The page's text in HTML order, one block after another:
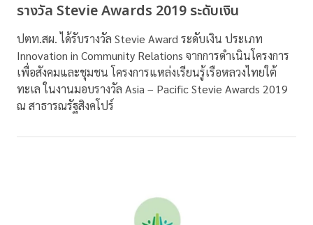
รางวัล Stevie Awards 2019 ระดับเงิน
ปตท.สผ. ได้รับรางวัล Stevie Award ระดับเงิน ประเภท
Innovation in Community Relations จากการดำเนินโครงการ
เพื่อสังคมและชุมชน โครงการแหล่งเรียนรู้เรือหลวงไทยใต้
ทะเล ในงานมอบรางวัล Asia – Pacific Stevie Awards 2019
ณ สาธารณรัฐสิงคโปร์